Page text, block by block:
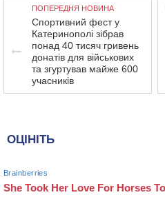
ПОПЕРЕДНЯ НОВИНА
Спортивний фест у
Катеринополі зібрав
понад 40 тисяч гривень
донатів для військових
та згуртував майже 600
учасників